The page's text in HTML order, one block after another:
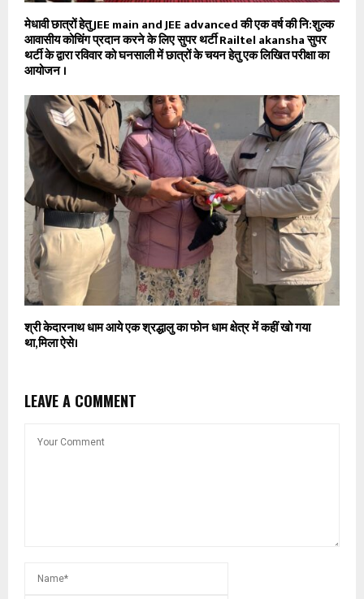
मेधावी छात्रों हेतु JEE main and JEE advanced की एक वर्ष की नि:शुल्क
आवासीय कोचिंग प्रदान करने के लिए सुपर थर्टी Railtel akansha सुपर
थर्टी के द्वारा रविवार को घनसाली में छात्रों के चयन हेतु एक लिखित परीक्षा का
आयोजन ।
श्री केदारनाथ धाम आये एक श्रद्धालु का फोन धाम क्षेत्र में कहीं खो गया
था,मिला ऐसे।
LEAVE A COMMENT